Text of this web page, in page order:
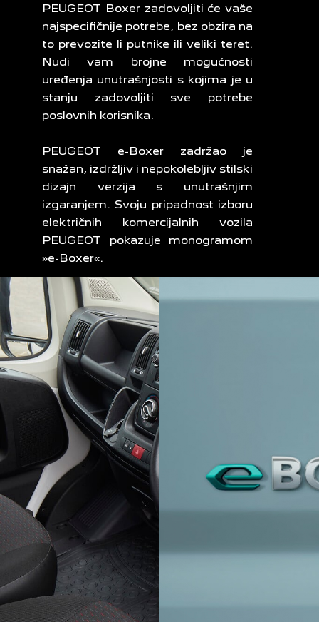
PEUGEOT Boxer zadovoljiti će vaše
najspecifičnije potrebe, bez obzira na
to prevozite li putnike ili veliki teret.
Nudi vam brojne mogućnosti
uređenja unutrašnjosti s kojima je u
stanju zadovoljiti sve potrebe
poslovnih korisnika.
PEUGEOT e-Boxer zadržao je
snažan, izdržljiv i nepokolebljiv stilski
dizajn verzija s unutrašnjim
izgaranjem. Svoju pripadnost izboru
električnih komercijalnih vozila
PEUGEOT pokazuje monogramom
»e-Boxer«.